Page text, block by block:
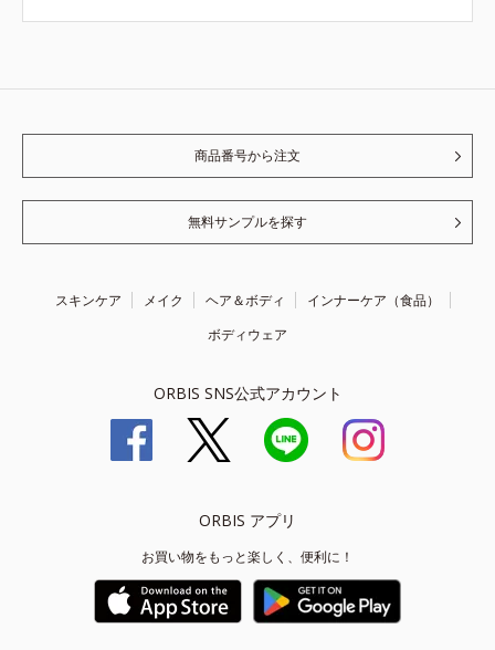
商品番号から注文
無料サンプルを探す
スキンケア メイク ヘア＆ボディ
インナーケア（食品）
ボディウェア
ORBIS SNS公式アカウント
ORBIS アプリ
お買い物をもっと楽しく、便利に！